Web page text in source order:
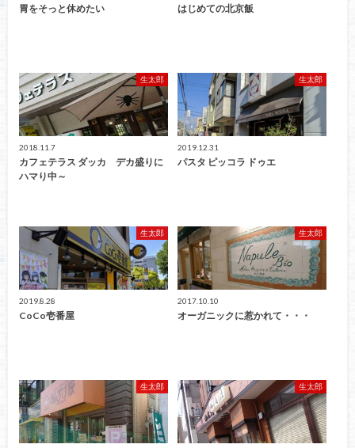
胃をそっと休めたい はじめての北京飯
生太郎
2018.11.7
カフェテラス ダッカ デカ盛りに
ハマり中～
生太郎
2019.12.31
パスタ ピッコラ ドゥエ
生太郎
2019.8.28
CoCo壱番屋
生太郎
2017.10.10
オーガニックに惹かれて・・・
生太郎 生太郎